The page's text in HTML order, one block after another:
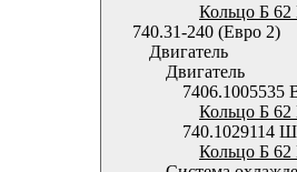
Кольцо Б
740.31-240 (Евро 2)
Двигатель
Двигатель
7406.1005535
Кольцо Б
740.1029114
Кольцо Б